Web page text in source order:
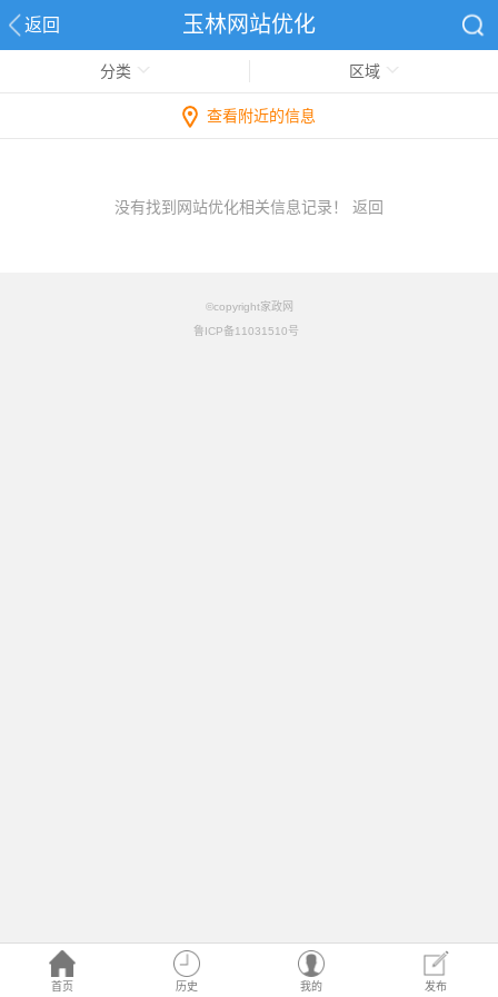
返回 玉林网站优化
首页 历史 我的 发布
分类 区域
查看附近的信息
没有找到网站优化相关信息记录！ 返回
©copyright家政网
鲁ICP备11031510号